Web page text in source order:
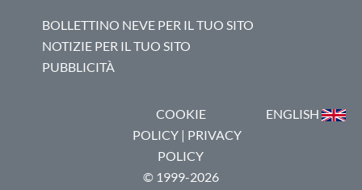
BOLLETTINO NEVE PER IL TUO SITO
NOTIZIE PER IL TUO SITO
PUBBLICITÀ
COOKIE
POLICY| PRIVACY
POLICY
© 1999-2026
ENGLISH